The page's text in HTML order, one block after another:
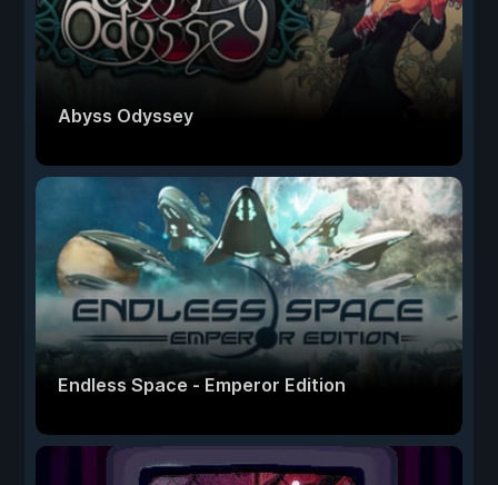
Abyss Odyssey
Endless Space - Emperor Edition